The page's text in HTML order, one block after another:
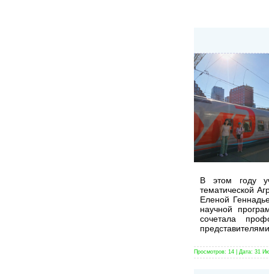
В этом году
тематической
Еленой
научной
сочетала
Просмотров: 14 Дата: 31